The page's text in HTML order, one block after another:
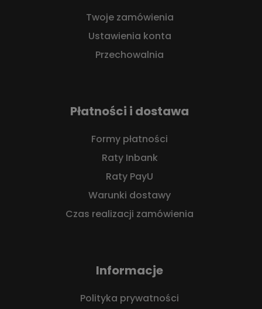
Twoje zamówienia
Ustawienia konta
Przechowalnia
Płatności i dostawa
Formy płatności
Raty Inbank
Raty PayU
Warunki dostawy
Czas realizacji zamówienia
Informacje
Polityka prywatności